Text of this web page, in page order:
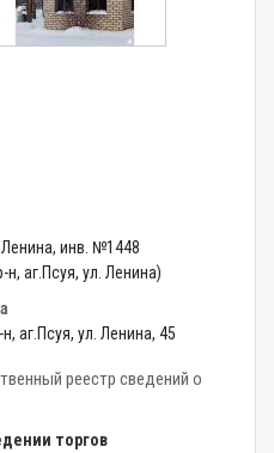
инв. №1448
н, аг.Псуя, ул. Ленина)
аг.Псуя, ул. Ленина, 45
реестр сведений о
торгов